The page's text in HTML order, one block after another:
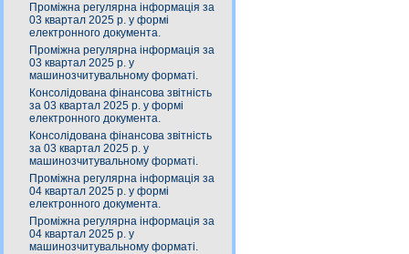
Проміжна регулярна інформація за
03 квартал 2025 р. у формі
електронного документа.
Проміжна регулярна інформація за
03 квартал 2025 р. у
машинозчитувальному форматі.
Консолідована фінансова звітність
за 03 квартал 2025 р. у формі
електронного документа.
Консолідована фінансова звітність
за 03 квартал 2025 р. у
машинозчитувальному форматі.
Проміжна регулярна інформація за
04 квартал 2025 р. у формі
електронного документа.
Проміжна регулярна інформація за
04 квартал 2025 р. у
машинозчитувальному форматі.